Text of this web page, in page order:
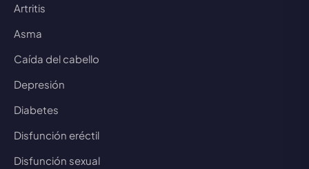
Artritis
Asma
Caída del cabello
Depresión
Diabetes
Disfunción eréctil
Disfunción sexual